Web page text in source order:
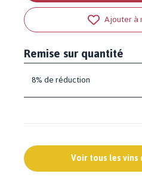
Ajouter à
Remise sur quantité
8% de réduction
Voir tous les vins